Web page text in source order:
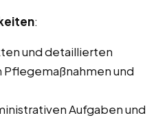
:
und detaillierten
und
Aufgaben und